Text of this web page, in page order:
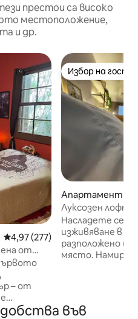
престои са високо
местоположение,
и др.
Средна оценка: 4,97 от 5,
4,97 (277)
от
– от
Избор на
Избор на
Апартамент –
егре
Луксозен лофт
място
Насладете се
изживяване в
разположено и
място. Намираме се на Av. 24 de
благополучие,
във